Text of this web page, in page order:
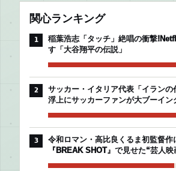
関心ランキング
1
稲葉浩志「タッチ」絶唱の衝撃
す「大谷翔平の伝説」
2
サッカー・イタリア代表「イラン
浮上にサッカーファンが大ブーイン
3
令和ロマン・高比良くるま初監督
『BREAK SHOT』で見せた“芸人